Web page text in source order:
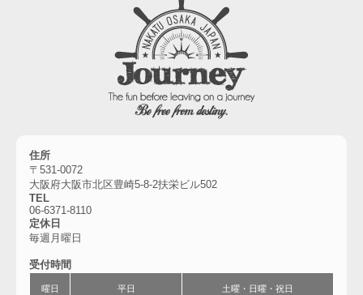
住所
〒531-0072
大阪府大阪市北区豊崎5-8-2扶栄ビル502
TEL
06-6371-8110
定休日
毎週月曜日
受付時間
曜日 平日 土曜・ 日曜・祝日